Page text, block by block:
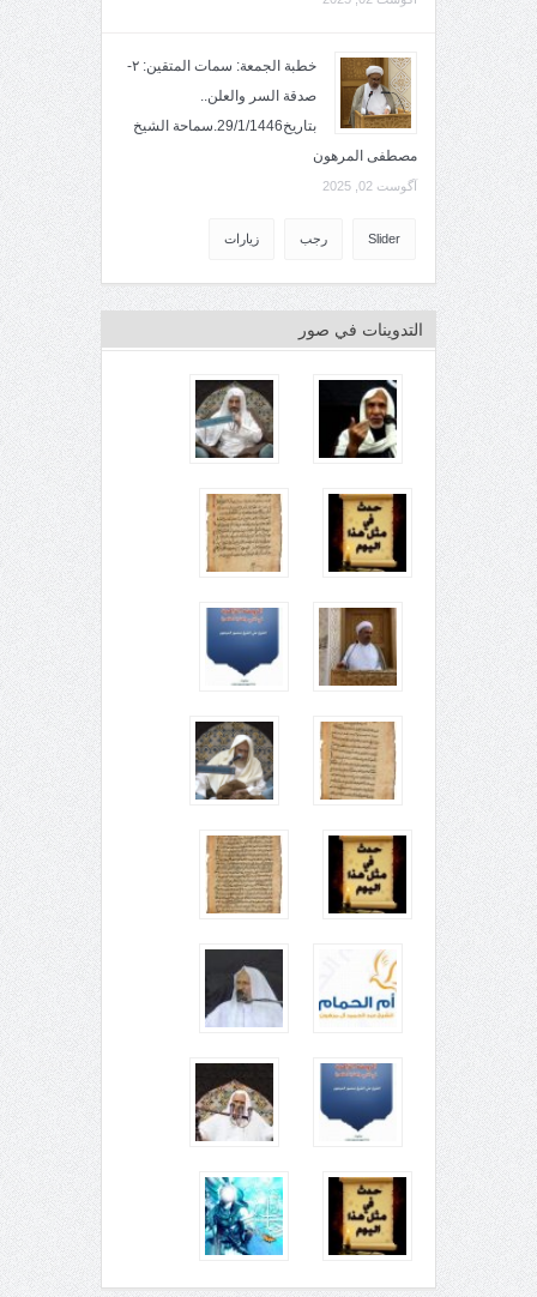
خطبة الجمعة: سمات المتقين: ٢-
صدقة السر والعلن..
بتاريخ29/1/1446.سماحة الشيخ
مصطفى المرهون
آگوست 02, 2025
Slider رجب زيارات
التدوينات في صور